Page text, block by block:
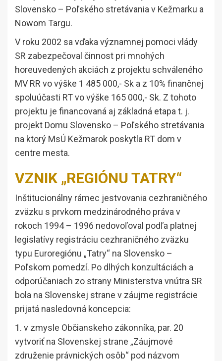
Slovensko – Poľského stretávania v Kežmarku a
Nowom Targu.
V roku 2002 sa vďaka významnej pomoci vlády
SR zabezpečoval činnost pri mnohých
horeuvedených akciách z projektu schváleného
MV RR vo výške 1 485 000,- Sk a z 10% finančnej
spoluúčasti RT vo výške 165 000,- Sk. Z tohoto
projektu je financovaná aj základná etapa t. j.
projekt Domu Slovensko – Poľského stretávania
na ktorý MsÚ Kežmarok poskytla RT dom v
centre mesta.
VZNIK „REGIÓNU TATRY“
Inštitucionálny rámec jestvovania cezhraničného
zväzku s prvkom medzinárodného práva v
rokoch 1994 – 1996 nedovoľoval podľa platnej
legislatívy registráciu cezhraničného zväzku
typu Euroregiónu „Tatry“ na Slovensko –
Poľskom pomedzí. Po dlhých konzultáciách a
odporúčaniach zo strany Ministerstva vnútra SR
bola na Slovenskej strane v záujme registrácie
prijatá nasledovná koncepcia:
1. v zmysle Občianskeho zákonníka, par. 20
vytvoriť na Slovenskej strane „Záujmové
združenie právnických osôb“ pod názvom